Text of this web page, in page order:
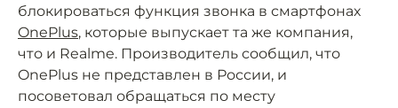
блокироваться функция звонка в смартфонах
OnePlus, которые выпускает та же компания,
что и Realme. Производитель сообщил, что
OnePlus не представлен в России, и
посоветовал обращаться по месту